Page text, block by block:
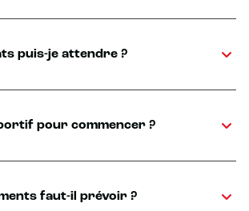
puis-je attendre ?
pour commencer ?
faut-il prévoir ?